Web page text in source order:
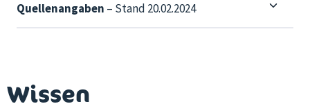
Quellenangaben – Stand 20.02.2024
Wissen